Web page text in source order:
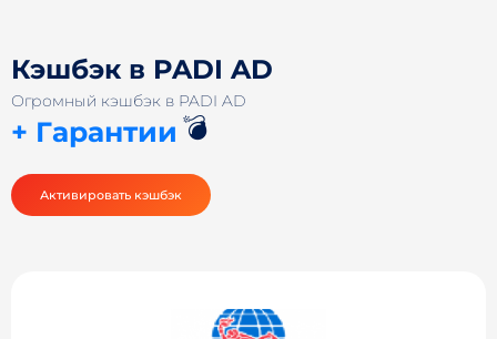
Кэшбэк в PADI AD
Огромный кэшбэк в PADI AD
+ Гарантии 💣
Активировать кэшбэк